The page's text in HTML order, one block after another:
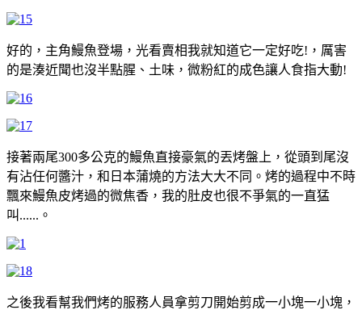
好的，主角鰻魚登場，光看賣相我就知道它一定好吃!，厲害
的是湊近聞也沒半點腥、土味，微粉紅的成色讓人食指大動!
接著兩尾300多公克的鰻魚直接豪氣的丟烤盤上，從頭到尾沒
有沾任何醬汁，和日本蒲燒的方法大大不同。烤的過程中不時
飄來鰻魚皮烤過的微焦香，我的肚皮也很不爭氣的一直猛
叫......。
之後我看幫我們烤的服務人員拿剪刀開始剪成一小塊一小塊，